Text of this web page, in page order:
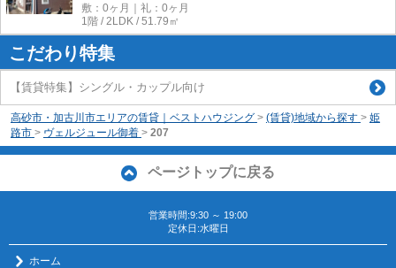
敷：0ヶ月｜礼：0ヶ月
1階 / 2LDK / 51.79㎡
こだわり特集
【賃貸特集】シングル・カップル向け
高砂市・加古川市エリアの賃貸｜ベストハウジング > (賃貸)地域から探す > 姫
路市 > ヴェルジュール御着 > 207
ページトップに戻る
営業時間:9:30 ～ 19:00
定休日:水曜日
ホーム